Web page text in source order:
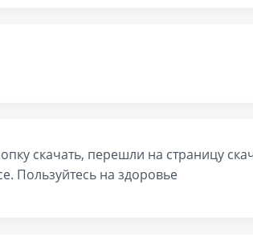
скачать, перешли на страницу
Пользуйтесь на здоровье